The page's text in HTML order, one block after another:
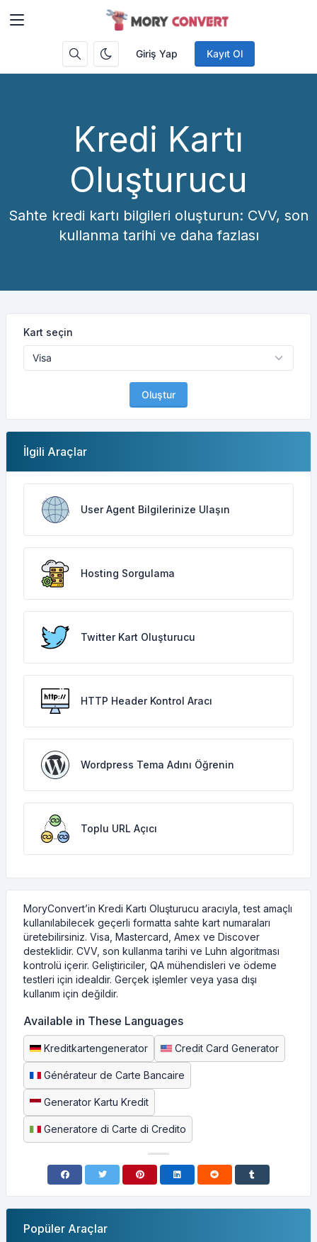
Giriş Yap Kayıt Ol
Kredi Kartı
Oluşturucu
Sahte kredi kartı bilgileri oluşturun: CVV, son
kullanma tarihi ve daha fazlası
Kart seçin
Oluştur
İlgili Araçlar
User Agent Bilgilerinize Ulaşın
Hosting Sorgulama
Twitter Kart Oluşturucu
HTTP Header Kontrol Aracı
Wordpress Tema Adını Öğrenin
Toplu URL Açıcı
MoryConvert’in Kredi Kartı Oluşturucu aracıyla, test amaçlı
kullanılabilecek geçerli formatta sahte kart numaraları
üretebilirsiniz. Visa, Mastercard, Amex ve Discover
desteklidir. CVV, son kullanma tarihi ve Luhn algoritması
kontrolü içerir. Geliştiriciler, QA mühendisleri ve ödeme
testleri için idealdir. Gerçek işlemler veya yasa dışı
kullanım için değildir.
Available in These Languages
Kreditkartengenerator Credit Card Generator
Générateur de Carte Bancaire
Generator Kartu Kredit
Generatore di Carte di Credito
Popüler Araçlar